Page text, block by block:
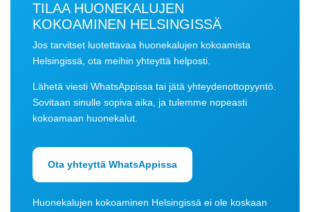
TILAA HUONEKALUJEN
KOKOAMINEN HELSINGISSÄ
Jos tarvitset luotettavaa huonekalujen kokoamista
Helsingissä, ota meihin yhteyttä helposti.
Lähetä viesti WhatsAppissa tai jätä yhteydenottopyyntö.
Sovitaan sinulle sopiva aika, ja tulemme nopeasti
kokoamaan huonekalut.
Ota yhteyttä WhatsAppissa
Huonekalujen kokoaminen Helsingissä ei ole koskaan